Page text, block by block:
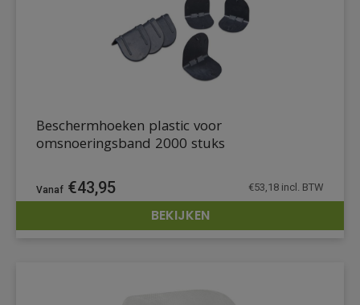
DETAILS
Beschermhoeken plastic voor
omsnoeringsband 2000 stuks
€43,95 €53,18 incl. BTW
BEKIJKEN